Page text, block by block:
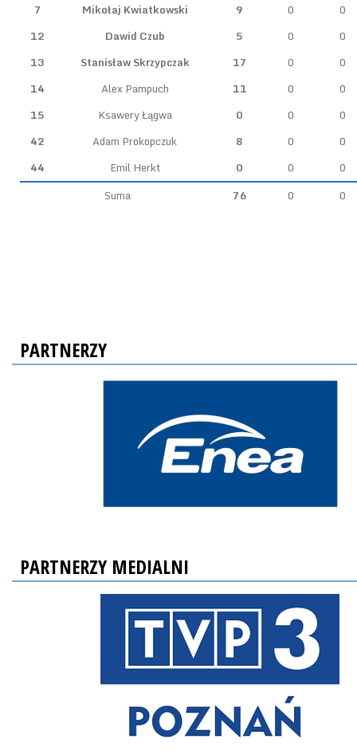
7
Mikołaj Kwiatkowski 9 0
0
12
Dawid Czub 5 0
0
13
Stanisław Skrzypczak 17 0
0
14
Alex Pampuch 11 0
0
15
Ksawery Łągwa 0 0
0
42
Adam Prokopczuk 8 0
0
44
Emil Herkt 0 0
0
Suma
76 0 0
PARTNERZY
PARTNERZY MEDIALNI